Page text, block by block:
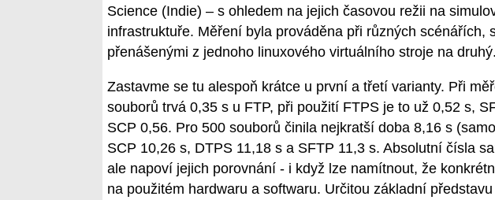
Science (Indie) – s ohledem na jejich časovou režii na
infrastruktuře. Měření byla prováděna při různých scénářích,
přenášenými z jednoho linuxového virtuálního stroje na druhý.
Zastavme se tu alespoň krátce u první a třetí varianty. Při
souborů trvá 0,35 s u FTP, při použití FTPS je to už 0,52 s,
SCP 0,56. Pro 500 souborů činila nejkratší doba 8,16 s
SCP 10,26 s, DTPS 11,18 s a SFTP 11,3 s. Absolutní čísla
ale napoví jejich porovnání - i když lze namítnout, že
na použitém hardwaru a softwaru. Určitou základní